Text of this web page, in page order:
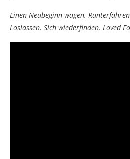
Einen Neubeginn wagen.
Loslassen. Sich wiederfinden. Loved